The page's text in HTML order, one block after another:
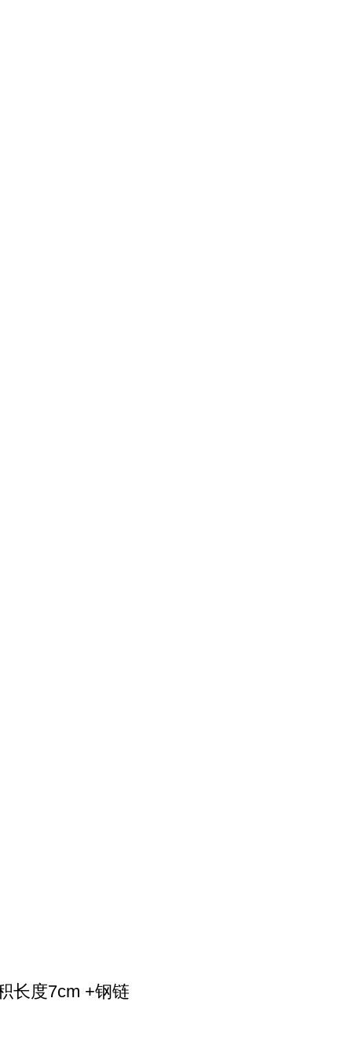
长度7cm +钢链